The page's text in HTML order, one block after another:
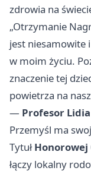
zdrowia na
„Otrzymanie
jest niesamowite
w moim życiu.
znaczenie tej
powietrza na
— Profesor
Przemyśl ma
TytułHonorowej
łączy lokalny